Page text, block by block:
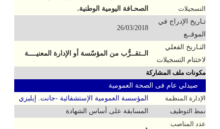
التسجيلات
الصحـافة اليومية الوطنية.
تـاريخ الإدراج في
الموقــع
26/03/2018
التـاريخ الفعلي
لاختتام التسجيلات
الــتقــرُّب من المؤسّسة أو الإدارة المعنيــــة
مكونات ملف المشاركة
صيدلي عام فى الصحة العمومية
الإدارة المنظمة
المؤسسة العمومية الإستشفائية -جانت. إيليزي
نمط التوظيف
المسابقة على أساس الشهادة
عدد المناصب